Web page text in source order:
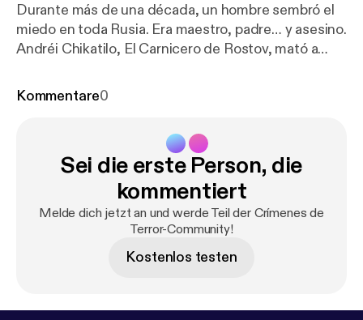
Durante más de una década, un hombre sembró el
miedo en toda Rusia. Era maestro, padre… y asesino.
Andréi Chikatilo, El Carnicero de Rostov, mató a
indescriptible. Niños, mujeres, adolescentes… nadie
Crímenes de Terror. Hosted by Simplecast, an
AdsWizz company. Seehttps://pcm.adswizz.com
for information about our collection and use of
personal data for advertising.
Kommentare0
Sei die erste Person, die
kommentiert
Melde dich jetzt an und werde Teil der Crímenes de
Terror-Community!
Kostenlos testen